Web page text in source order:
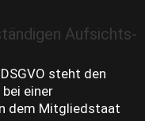
Aufsichts­
steht den
einer
dem Mitgliedstaat